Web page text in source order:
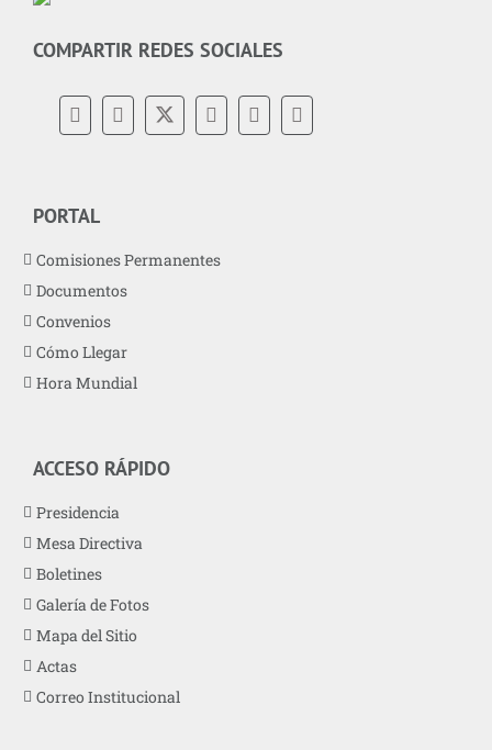
COMPARTIR REDES SOCIALES
PORTAL
Comisiones Permanentes
Documentos
Convenios
Cómo Llegar
Hora Mundial
ACCESO RÁPIDO
Presidencia
Mesa Directiva
Boletines
Galería de Fotos
Mapa del Sitio
Actas
Correo Institucional